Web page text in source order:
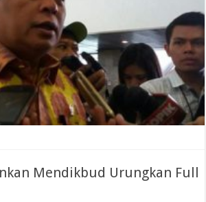
Mendikbud Urungkan Full